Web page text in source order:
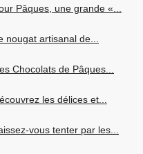
Pâques, une grande «...
nougat artisanal de...
Chocolats de Pâques...
les délices et...
vous tenter par les...